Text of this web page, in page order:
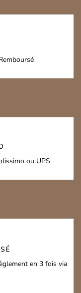
ou UPS
en 3 fois via